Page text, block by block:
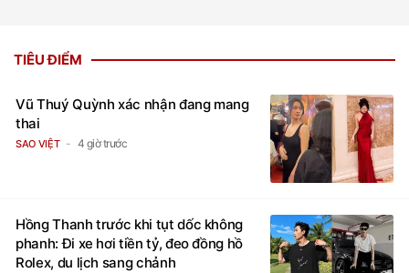
TIÊU ĐIỂM
Vũ Thuý Quỳnh xác nhận đang mang
thai
SAO VIỆT 4 giờ trước
Hồng Thanh trước khi tụt dốc không
phanh: Đi xe hơi tiền tỷ, đeo đồng hồ
Rolex, du lịch sang chảnh